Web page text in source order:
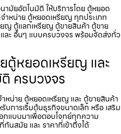
ามัย​อัตโนมัติ ให้บริการโดย ตู้หยอด
หน่าย ตู้หยอดเหรียญ ทุกประเภท
ยญ ตู้แลกเหรียญ ตู้ขายสินค้า ตู้ขาย
ละ อื่นๆ แบบครบวงจร พร้อมจัดส่งทั่ว
ตู้หยอดเหรียญ และ
ครบวงจร
หน่าย ตู้หยอดเหรียญ และ ตู้ขายสินค้า
บการเริ่มต้นธุรกิจขนาดเล็ก หรือ เสริม
กแบบมาเพื่อตอบโจทย์ทุกความ
นสมัย และ ราคาที่เข้าถึงได้